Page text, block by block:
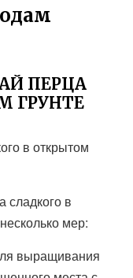
ПЕРЦА
ГРУНТЕ
в открытом
сладкого в
мер:
выращивания